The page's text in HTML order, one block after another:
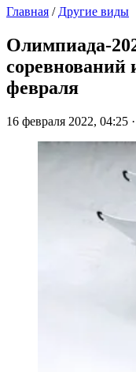
Главная / Другие виды
Олимпиада-
соревнований
февраля
16 февраля 2022, 04:25 ·